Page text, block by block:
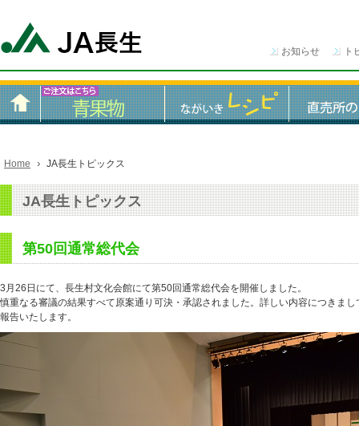
お知らせ ト
Home JA長生トピックス
JA長生トピックス
第50回通常総代会
3月26日にて、長生村文化会館にて第50回通常総代会を開催しました。
慎重なる審議の結果すべて原案通り可決・承認されました。詳しい内容につきま
報告いたします。